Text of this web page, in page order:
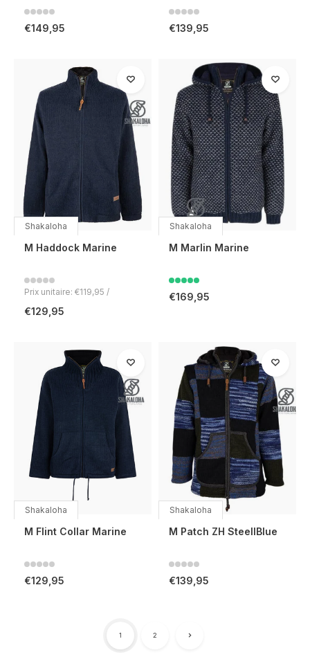
€149,95 €139,95
Shakaloha
M Haddock Marine
Prix unitaire: €119,95 /
€129,95
Shakaloha
M Marlin Marine
€169,95
Shakaloha
M Flint Collar Marine
€129,95
Shakaloha
M Patch ZH SteellBlue
€139,95
1 2